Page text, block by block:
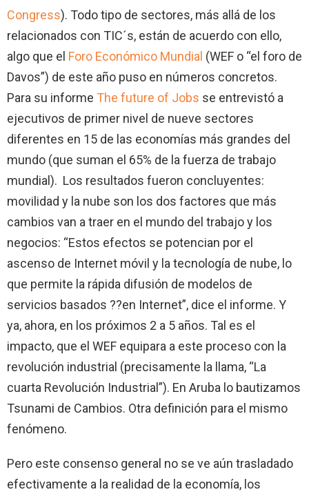
Congress). Todo tipo de sectores, más allá de los
relacionados con TIC´s, están de acuerdo con ello,
algo que el Foro Económico Mundial (WEF o “el foro de
Davos”) de este año puso en números concretos.
Para su informe The future of Jobs se entrevistó a
ejecutivos de primer nivel de nueve sectores
diferentes en 15 de las economías más grandes del
mundo (que suman el 65% de la fuerza de trabajo
mundial). Los resultados fueron concluyentes:
movilidad y la nube son los dos factores que más
cambios van a traer en el mundo del trabajo y los
negocios: “Estos efectos se potencian por el
ascenso de Internet móvil y la tecnología de nube, lo
que permite la rápida difusión de modelos de
servicios basados ??en Internet”, dice el informe. Y
ya, ahora, en los próximos 2 a 5 años. Tal es el
impacto, que el WEF equipara a este proceso con la
revolución industrial (precisamente la llama, “La
cuarta Revolución Industrial”). En Aruba lo bautizamos
Tsunami de Cambios. Otra definición para el mismo
fenómeno.
Pero este consenso general no se ve aún trasladado
efectivamente a la realidad de la economía, los